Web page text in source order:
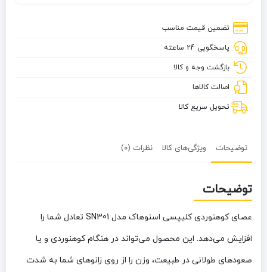
مدل
SN301
تضمین قیمت مناسب
پاسخگویی 24 ساعته
بازگشت وجه و کالا
اصالت کالاها
تحویل سریع کالا
توضیحات ویژگی‌های کالا نظرات (0)
توضیحات
عصای کوهنوردی کلیپسی اسنوهاک مدل SN301 تعادل شما را
افزایش می‌دهد. این محصول می‌تواند در هنگام کوهنوردی و یا
صعودهای طولانی در طبیعت، وزن را از روی زانوهای شما به شدت